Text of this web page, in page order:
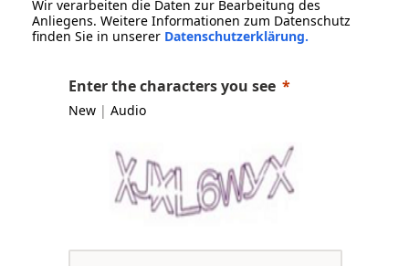
Wir verarbeiten die Daten zur Bearbeitung des
Anliegens. Weitere Informationen zum Datenschutz
finden Sie in unserer Datenschutzerklärung.
Enter the characters you see
New | Audio